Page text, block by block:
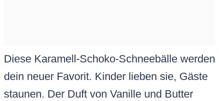
Diese Karamell-Schoko-Schneebälle werden
dein neuer Favorit. Kinder lieben sie, Gäste
staunen. Der Duft von Vanille und Butter